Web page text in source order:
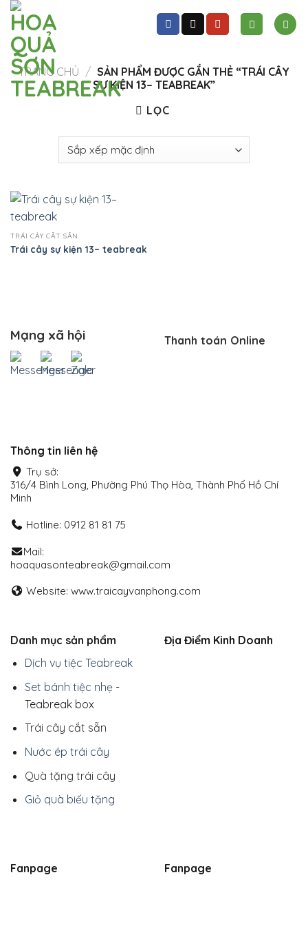
Skip
content
TRANG CHỦ / SẢN PHẨM ĐƯỢC GẮN THẺ “TRÁI CÂY
SỰ KIỆN 13– TEABREAK”
LỌC
TRÁI CÂY CẮT SẴN
Trái cây sự kiện 13– teabreak
Mạng xã hội Thanh toán Online
Thông tin liên hệ
Trụ sở:
316/4 Bình Long, Phường Phú Thọ Hòa, Thành Phố Hồ Chí
Minh
Hotline: 0912 81 81 75
Mail:
hoaquasonteabreak@gmail.com
Website: www.traicayvanphong.com
Danh mục sản phẩm
Dịch vụ tiệc Teabreak
Set bánh tiệc nhẹ-
Teabreak box
Trái cây cắt sẵn
Nước ép trái cây
Quà tặng trái cây
Giỏ quà biếu tặng
Địa Điểm Kinh Doanh
Fanpage Fanpage